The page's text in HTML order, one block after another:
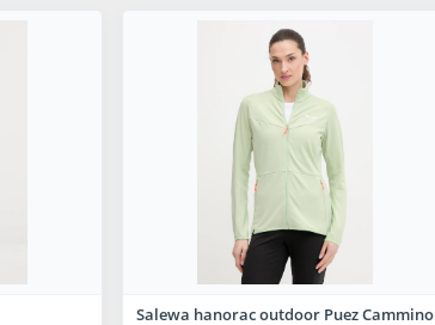
Salewa hanorac outdoor Puez Cammino